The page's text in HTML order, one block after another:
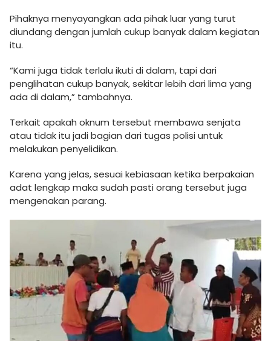
Pihaknya menyayangkan ada pihak luar yang turut
diundang dengan jumlah cukup banyak dalam kegiatan
itu.
“Kami juga tidak terlalu ikuti di dalam, tapi dari
penglihatan cukup banyak, sekitar lebih dari lima yang
ada di dalam,” tambahnya.
Terkait apakah oknum tersebut membawa senjata
atau tidak itu jadi bagian dari tugas polisi untuk
melakukan penyelidikan.
Karena yang jelas, sesuai kebiasaan ketika berpakaian
adat lengkap maka sudah pasti orang tersebut juga
mengenakan parang.